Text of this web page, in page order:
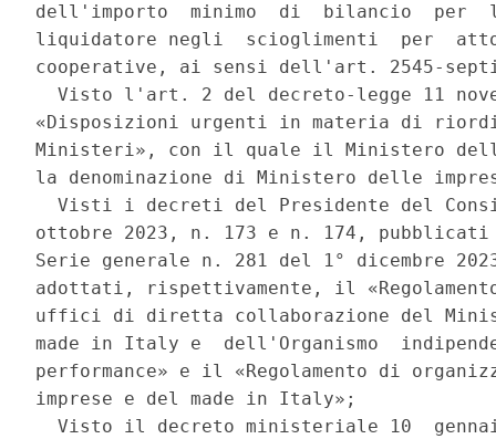
dell'importo  minimo  di  bilancio  per
liquidatore negli  scioglimenti  per
cooperative, ai sensi dell'art. 2545-
Visto l'art. 2 del decreto-legge 11
«Disposizioni urgenti in materia di
Ministeri», con il quale il Ministero dello
la denominazione di Ministero delle
Visti i decreti del Presidente del
ottobre 2023, n. 173 e n. 174,
Serie generale n. 281 del 1° dicembre
adottati, rispettivamente, il
uffici di diretta collaborazione del
made in Italy e  dell'Organismo
performance» e il «Regolamento di
imprese e del made in Italy»;
Visto il decreto ministeriale 10